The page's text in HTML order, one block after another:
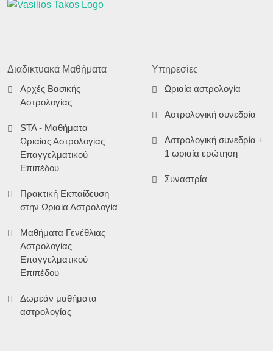
Διαδικτυακά Μαθήματα
Αρχές Βασικής
Αστρολογίας
STA - Μαθήματα
Ωριαίας Αστρολογίας
Επαγγελματικού
Επιπέδου
Πρακτική Εκπαίδευση
στην Ωριαία Αστρολογία
Μαθήματα Γενέθλιας
Αστρολογίας
Επαγγελματικού
Επιπέδου
Δωρεάν μαθήματα
αστρολογίας
Υπηρεσίες
Ωριαία αστρολογία
Αστρολογική συνεδρία
Αστρολογική συνεδρία +
1 ωριαία ερώτηση
Συναστρία